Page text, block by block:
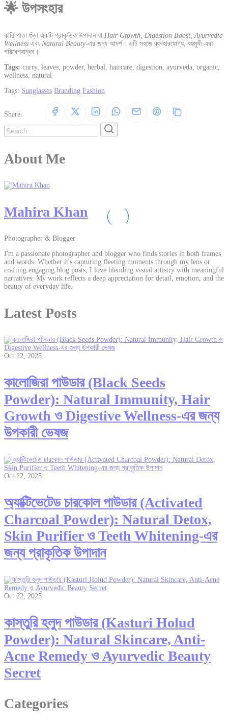
🌟 উপসংহার
কারি পাতা গুঁড়া একটি প্রাকৃতিক উপাদান যা Hair Growth, Digestion Boost, Ayurvedic
Wellness এবং Natural Beauty-এর জন্য আদর্শ। এটি সহজে ব্যবহারযোগ্য, বহুমুখী এবং
পরিবেশবান্ধব।
Tags: curry, leaves, powder, herbal, haircare, digestion, ayurveda, organic,
wellness, natural
Tags: Sunglasses Branding Fashion
Share:
About Me
Mahira Khan
Photographer & Blogger
I'm a passionate photographer and blogger who finds stories in both frames
and words. Whether it's capturing fleeting moments through my lens or
crafting engaging blog posts, I love blending visual artistry with meaningful
narratives. My work reflects a deep appreciation for detail, emotion, and the
beauty of everyday life.
Latest Posts
Oct 22, 2025
কালোজিরা পাউডার (Black Seeds
Powder): Natural Immunity, Hair
Growth ও Digestive Wellness-এর জন্য
উপকারী ভেষজ
Oct 22, 2025
অ্যাক্টিভেটেড চারকোল পাউডার (Activated
Charcoal Powder): Natural Detox,
Skin Purifier ও Teeth Whitening-এর
জন্য প্রাকৃতিক উপাদান
Oct 22, 2025
কাস্তুরি হলুদ পাউডার (Kasturi Holud
Powder): Natural Skincare, Anti-
Acne Remedy ও Ayurvedic Beauty
Secret
Categories